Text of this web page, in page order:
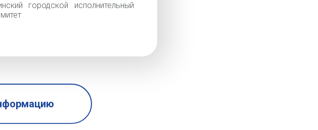
городской исполнительный